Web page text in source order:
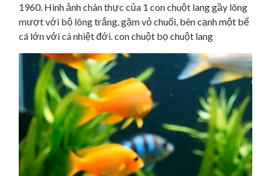
1960. Hình ảnh chân thực của 1 con chuột lang gầy lông
mượt với bộ lông trắng, gặm vỏ chuối, bên cạnh một bể
cá lớn với cá nhiệt đới. con chuột bọ chuột lang